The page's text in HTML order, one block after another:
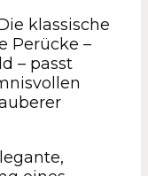
klassische
Perücke –
– passt